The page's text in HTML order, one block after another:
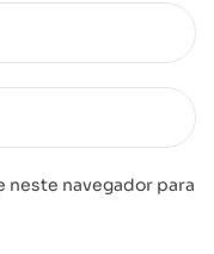
neste navegador para